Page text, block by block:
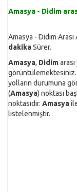
Amasya - Didim
Amasya - Didim
dakikaSürer.
Amasya, Didim
yolların durumuna
(Amasya) noktası
noktasıdır. Amasya
listelenmiştir.